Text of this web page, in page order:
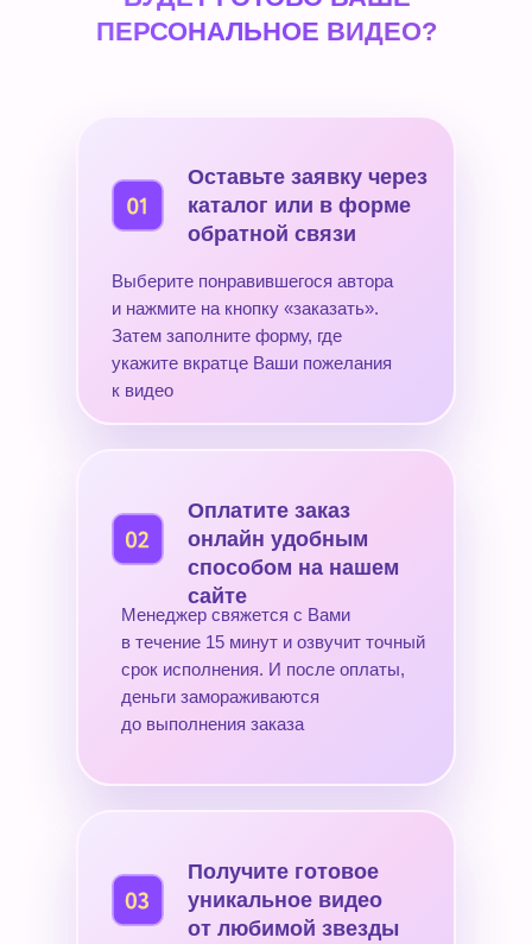
ПЕРСОНАЛЬНОЕ ВИДЕО?
Выберите понравившегося автора
и нажмите на кнопку «заказать».
Затем заполните форму, где
укажите вкратце Ваши пожелания
к видео
Оставьте заявку через
каталог или в форме
обратной связи
Менеджер свяжется с Вами
в течение 15 минут и озвучит точный
срок исполнения. И после оплаты,
деньги замораживаются
до выполнения заказа
Оплатите заказ
онлайн удобным
способом на нашем
сайте
Получите готовое
уникальное видео
от любимой звезды